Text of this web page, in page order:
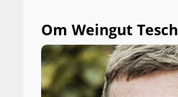
Om Weingut Tesch